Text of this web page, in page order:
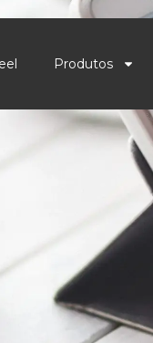
Produtos